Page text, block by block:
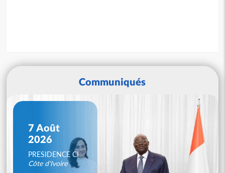
Communiqués
7 Août
2026
PRESIDENCE CI
Côte d'Ivoire